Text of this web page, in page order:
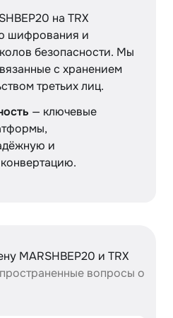
на TRX
шифрования и
безопасности. Мы
с хранением
третьих лиц.
— ключевые
и
MARSHBEP20 и TRX
вопросы о